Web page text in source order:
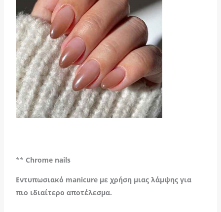
** Chrome nails
Εντυπωσιακό manicure με χρήση μιας λάμψης για
πιο ιδιαίτερο αποτέλεσμα.